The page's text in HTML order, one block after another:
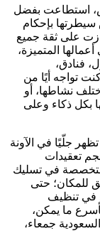
استطاعت بفضل
سيطرتها بإحكام
على ثقة جميع
المتميزة،
فنادق،
تواجه أيًا من
نشاطها، أو
بكل ذكاء وعلى
جلّيًا في الآونة
تعقيدات
في تسليك
للمكان؛ حتى
في تنظيف
ما يمكن،
جمعاء،